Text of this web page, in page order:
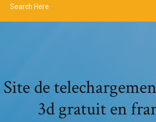
Site de
3d gratuit en